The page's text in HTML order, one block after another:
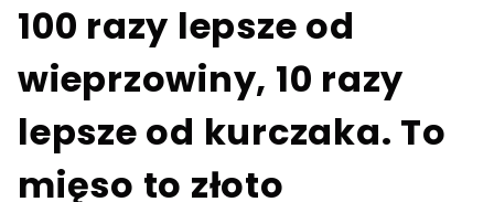
100 razy lepsze od
wieprzowiny, 10 razy
lepsze od kurczaka. To
mięso to złoto